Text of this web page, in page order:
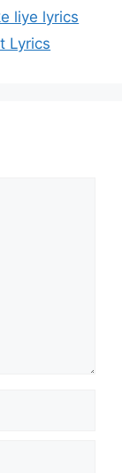
liye lyrics
Lyrics